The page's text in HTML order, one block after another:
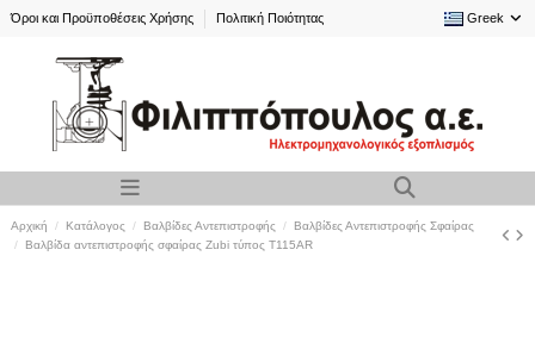
Όροι και Προϋποθέσεις Χρήσης Πολιτική Ποιότητας Greek
Αρχική Κατάλογος Βαλβίδες Αντεπιστροφής
Βαλβίδες Αντεπιστροφής Σφαίρας
Βαλβίδα αντεπιστροφής σφαίρας Zubi τύπος T115AR